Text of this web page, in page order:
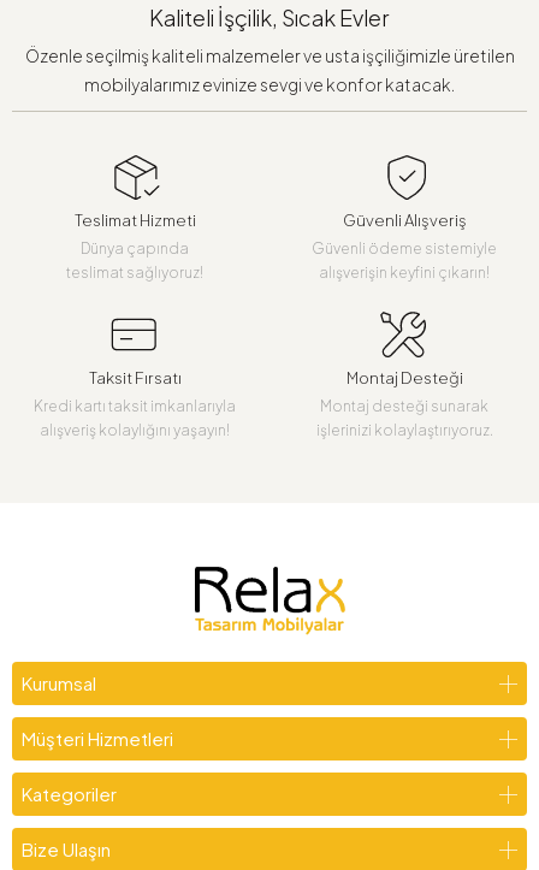
Kaliteli İşçilik, Sıcak Evler
Özenle seçilmiş kaliteli malzemeler ve usta işçiliğimizle üretilen
mobilyalarımız evinize sevgi ve konfor katacak.
Teslimat Hizmeti
Dünya çapında
teslimat sağlıyoruz!
Güvenli Alışveriş
Güvenli ödeme sistemiyle
alışverişin keyfini çıkarın!
Taksit Fırsatı
Kredi kartı taksit imkanlarıyla
alışveriş kolaylığını yaşayın!
Montaj Desteği
Montaj desteği sunarak
işlerinizi kolaylaştırıyoruz.
Kurumsal
Müşteri Hizmetleri
Kategoriler
Bize Ulaşın